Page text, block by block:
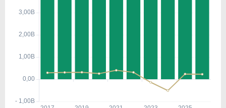
crescimento e otimizar a eficiência operacional da
A empresa Leggett & Platt Inc. (Estados Unidos),
está listada na NYSE com um valor de mercado de
R$ 1,37 Bilhão, tendo um patrimônio de R$ 1,04